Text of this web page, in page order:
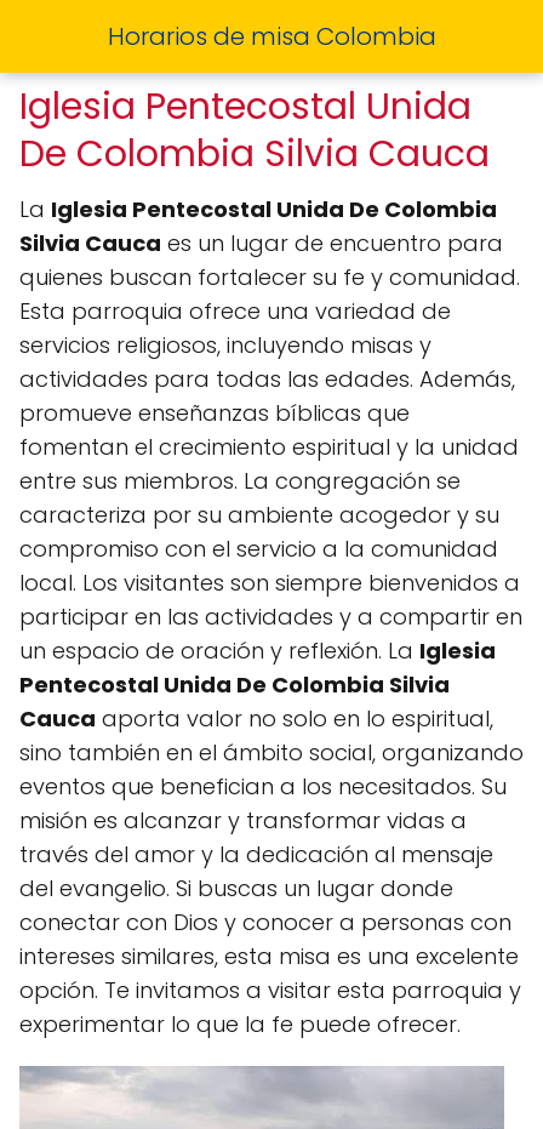
Horarios de misa Colombia
Iglesia Pentecostal Unida
De Colombia Silvia Cauca
La Iglesia Pentecostal Unida De Colombia
Silvia Cauca es un lugar de encuentro para
quienes buscan fortalecer su fe y comunidad.
Esta parroquia ofrece una variedad de
servicios religiosos, incluyendo misas y
actividades para todas las edades. Además,
promueve enseñanzas bíblicas que
fomentan el crecimiento espiritual y la unidad
entre sus miembros. La congregación se
caracteriza por su ambiente acogedor y su
compromiso con el servicio a la comunidad
local. Los visitantes son siempre bienvenidos a
participar en las actividades y a compartir en
un espacio de oración y reflexión. La Iglesia
Pentecostal Unida De Colombia Silvia
Cauca aporta valor no solo en lo espiritual,
sino también en el ámbito social, organizando
eventos que benefician a los necesitados. Su
misión es alcanzar y transformar vidas a
través del amor y la dedicación al mensaje
del evangelio. Si buscas un lugar donde
conectar con Dios y conocer a personas con
intereses similares, esta misa es una excelente
opción. Te invitamos a visitar esta parroquia y
experimentar lo que la fe puede ofrecer.